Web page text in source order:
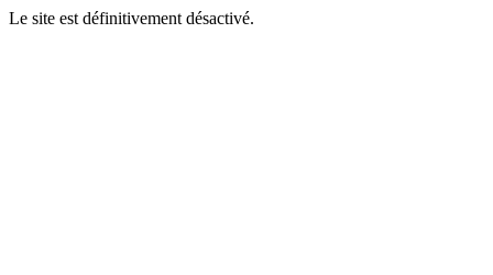
Le site est définitivement désactivé.